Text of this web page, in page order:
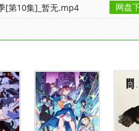
[第10集]_暂无.mp4
网盘